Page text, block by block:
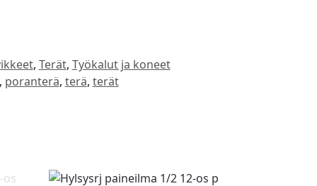
, Terät, Työkalut ja koneet
, poranterä, terä, terät